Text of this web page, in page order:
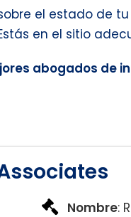
el estado de tu
en el sitio
abogados de
Nombre: